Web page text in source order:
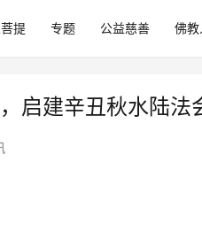
提 专题 公益慈善 佛
启建辛丑秋水陆法